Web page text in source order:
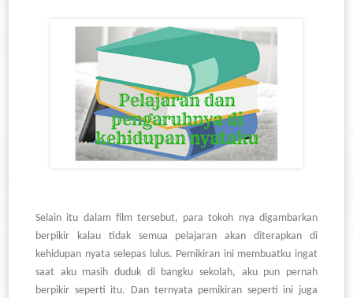
Selain itu dalam film tersebut, para tokoh nya digambarkan
berpikir kalau tidak semua pelajaran akan diterapkan di
kehidupan nyata selepas lulus. Pemikiran ini membuatku ingat
saat aku masih duduk di bangku sekolah, aku pun pernah
berpikir seperti itu. Dan ternyata pemikiran seperti ini juga